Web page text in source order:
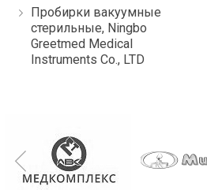
Пробирки вакуумные
стерильные, Ningbo
Greetmed Medical
Instruments Co., LTD